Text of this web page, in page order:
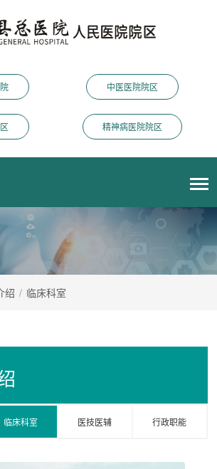
中医医院院区
精神病医院院区
绍 / 临床科室
临床科室 医技医辅 行政职能